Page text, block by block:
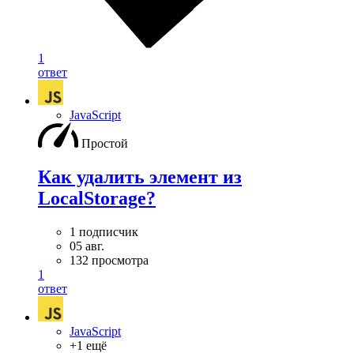
1
ответ
JavaScript
Простой
Как удалить элемент из
LocalStorage?
1 подписчик
05 авг.
132 просмотра
1
ответ
JavaScript
+1 ещё